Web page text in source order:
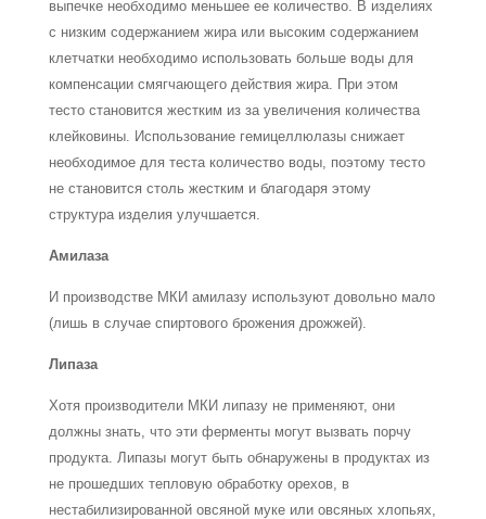
выпечке необходимо меньшее ее количество. В изделиях
с низким содержанием жира или высоким содержанием
клетчатки необходимо использовать больше воды для
компенсации смягчающего действия жира. При этом
тесто становится жестким из за увеличения количества
клейковины. Использование гемицеллюлазы снижает
необходимое для теста количество воды, поэтому тесто
не становится столь жестким и благодаря этому
структура изделия улучшается.
Амилаза
И производстве МКИ амилазу используют довольно мало
(лишь в случае спиртово­го брожения дрожжей).
Липаза
Хотя производители МКИ липазу не применяют, они
должны знать, что эти фер­менты могут вызвать порчу
продукта. Липазы могут быть обнаружены в продуктах из
не прошедших тепловую обработку орехов, в
нестабилизированной овсяной муке или овсяных хлопьях,